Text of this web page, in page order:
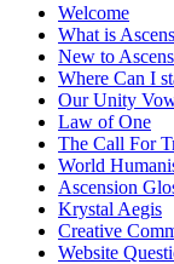
Welcome
What is
New to
Where Can I
Our Unity
Law of One
The Call For
World
Ascension
Krystal Aegis
Creative
Website